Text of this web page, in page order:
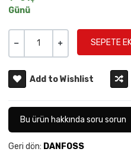
Günü
Add to Wishlist
Bu ürün hakkında soru sorun
Geri dön: DANFOSS